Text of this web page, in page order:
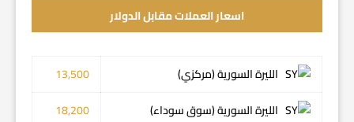
اسعار العملات مقابل الدولار
الليرة السورية (مركزي)
13,500
الليرة السورية (سوق سوداء)
18,200